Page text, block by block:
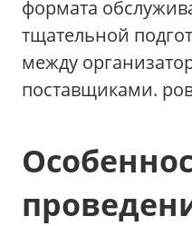
формата
тщательной
между
поставщиками.